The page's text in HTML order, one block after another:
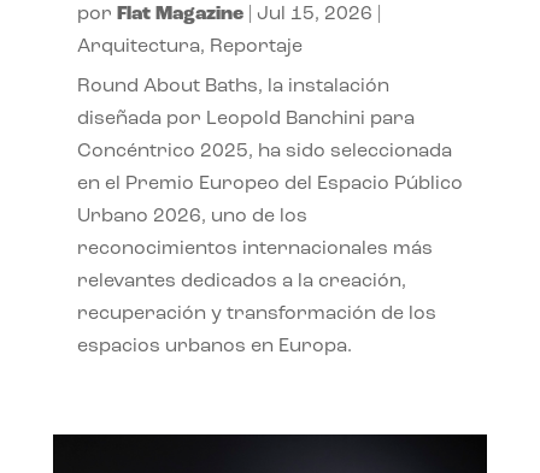
por Flat Magazine| Jul 15, 2026
Arquitectura, Reportaje
Round About Baths, la instalación
diseñada por Leopold Banchini para
Concéntrico 2025, ha sido seleccionada
en el Premio Europeo del Espacio Público
Urbano 2026, uno de los
reconocimientos internacionales más
relevantes dedicados a la creación,
recuperación y transformación de los
espacios urbanos en Europa.